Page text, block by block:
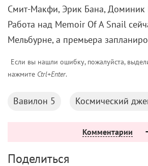
Смит-Макфи, Эрик Бана, Доминик
Работа над Memoir Of A Snail
Мельбурне, а премьера
Если вы нашли ошибку, пожалуйста,
нажмите Ctrl+Enter.
Вавилон 5 Космический
Комментарии
Поделиться